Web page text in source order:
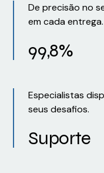
De precisão no
em cada entrega.
99,8%
Especialistas
seus desafios.
Suporte